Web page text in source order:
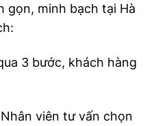
gọn, minh bạch tại Hà
3 bước, khách hàng
viên tư vấn chọn